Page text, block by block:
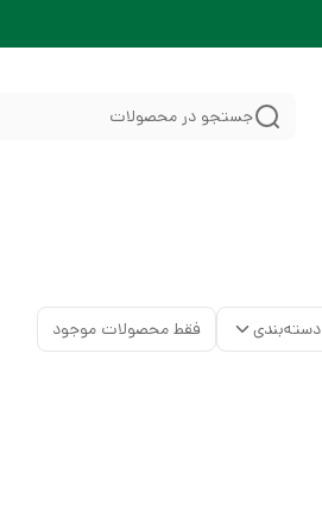
جستجو در محصولات
دسته‌بندی فقط محصولات موجود